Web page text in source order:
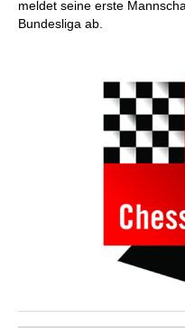
meldet seine erste
Bundesliga ab.